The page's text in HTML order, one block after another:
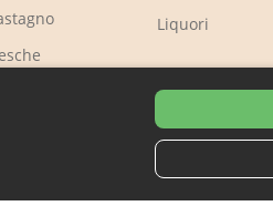
Liquori